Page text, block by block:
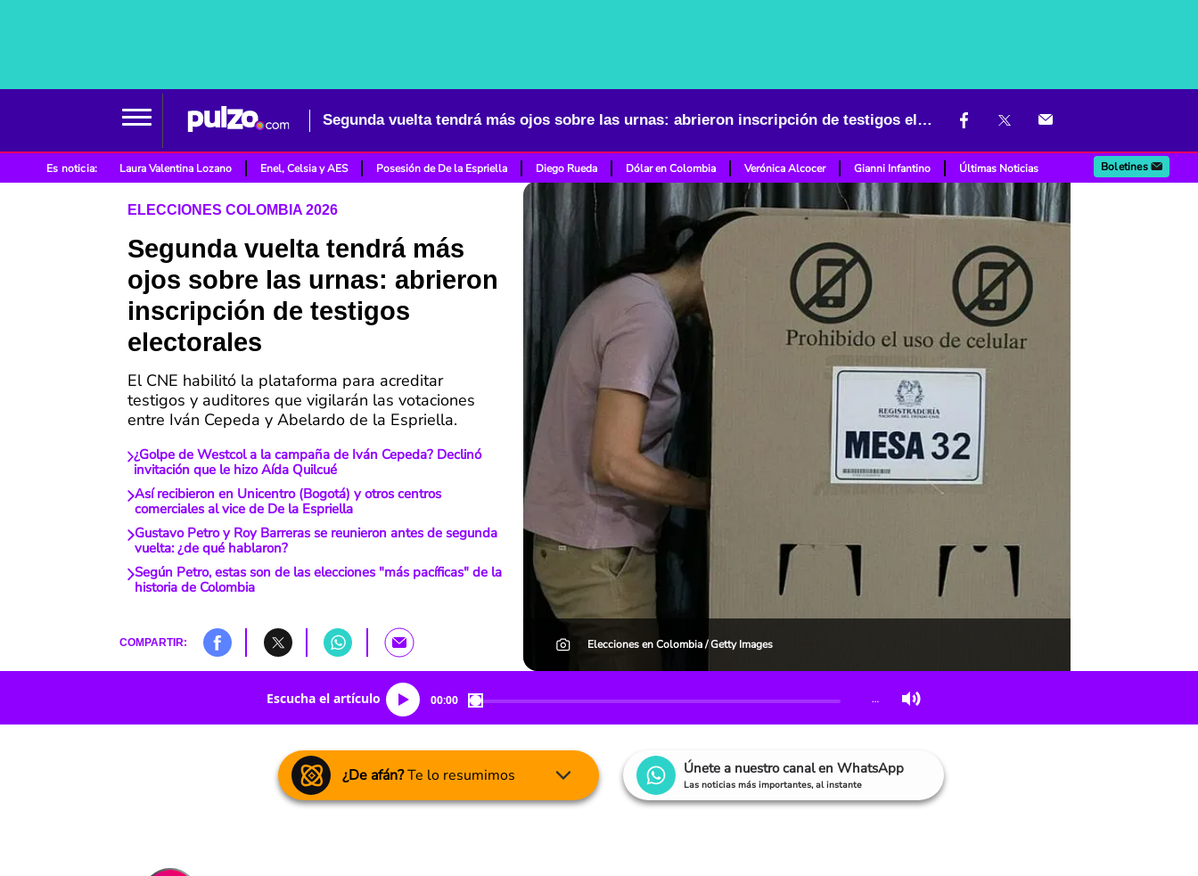
Segunda vuelta tendrá más ojos sobre las urnas: abrieron inscripción de testigos electorales
Es noticia: Laura Valentina Lozano Enel, Celsia y AES Posesión de De la Espriella Diego Rueda Dólar en Colombia Verónica Alcocer Gianni Infantino Últimas Noticias Boletines
ELECCIONES COLOMBIA 2026
Segunda vuelta tendrá más
ojos sobre las urnas: abrieron
inscripción de testigos
electorales
El CNE habilitó la plataforma para acreditar
testigos y auditores que vigilarán las votaciones
entre Iván Cepeda y Abelardo de la Espriella.
¿Golpe de Westcol a la campaña de Iván Cepeda? Declinó
invitación que le hizo Aída Quilcué
Así recibieron en Unicentro (Bogotá) y otros centros
comerciales al vice de De la Espriella
Gustavo Petro y Roy Barreras se reunieron antes de segunda
vuelta: ¿de qué hablaron?
Según Petro, estas son de las elecciones "más pacíficas" de la
historia de Colombia
COMPARTIR: Elecciones en Colombia / Getty Images
Escucha el artículo 00:00 …
¿De afán?Te lo resumimos Únete a nuestro canal en WhatsApp
Las noticias más importantes, al instante